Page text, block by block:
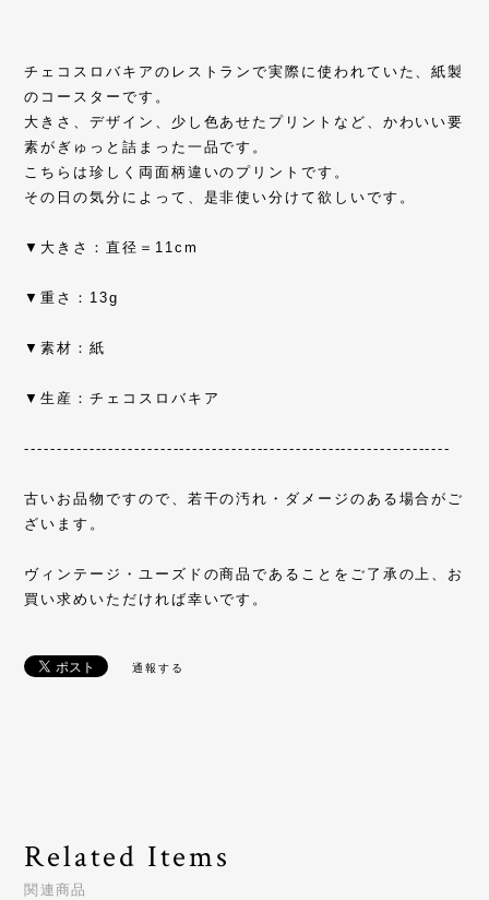
チェコスロバキアのレストランで実際に使われていた、紙製
のコースターです。
大きさ、デザイン、少し色あせたプリントなど、かわいい要
素がぎゅっと詰まった一品です。
こちらは珍しく両面柄違いのプリントです。
その日の気分によって、是非使い分けて欲しいです。
▼大きさ：直径＝11cm
▼重さ：13g
▼素材：紙
▼生産：チェコスロバキア
------------------------------------------------------------------
古いお品物ですので、若干の汚れ・ダメージのある場合がご
ざいます。
ヴィンテージ・ユーズドの商品であることをご了承の上、お
買い求めいただければ幸いです。
通報する
Related Items
関連商品